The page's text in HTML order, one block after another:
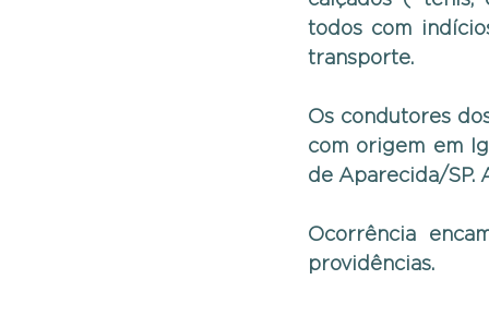
todos com
transporte.
Os condutores
com origem em
de Aparecida/SP.
Ocorrência
providências.